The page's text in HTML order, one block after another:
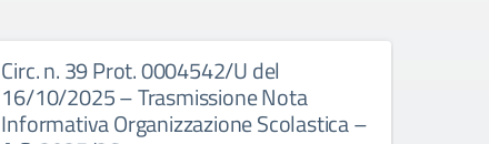
Circ. n. 39 Prot. 0004542/U del
16/10/2025 – Trasmissione Nota
Informativa Organizzazione Scolastica –